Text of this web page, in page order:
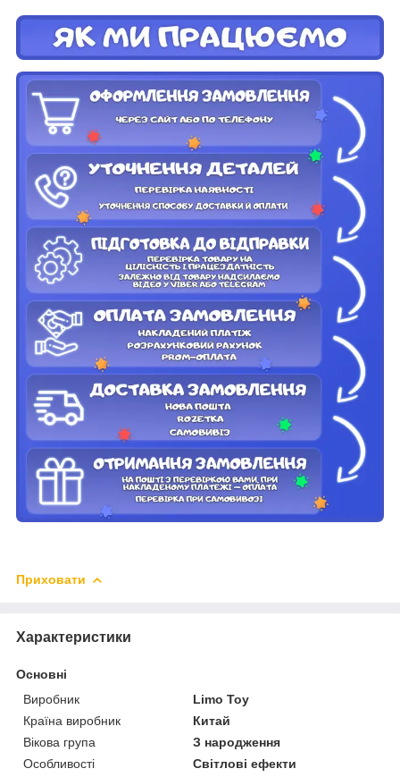
Приховати
Характеристики
Основні
Виробник
Limo Toy
Країна виробник
Китай
Вікова група
З народження
Особливості
Світлові ефекти